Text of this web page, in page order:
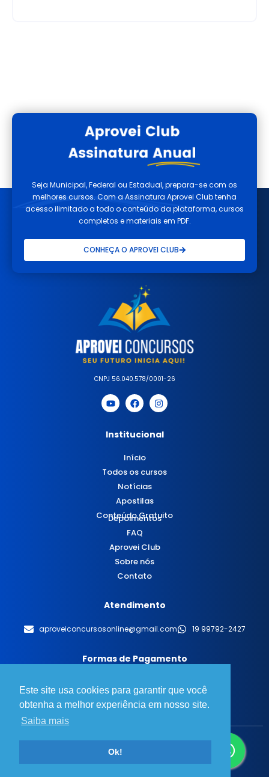
Este site usa cookies para garantir que você
obtenha a melhor experiência em nosso site.
Saiba mais
Ok!
Seja Municipal, Federal ou Estadual, prepara-se com os
melhores cursos. Com a Assinatura Aprovei Club tenha
acesso ilimitado a todo o conteúdo da plataforma, cursos
completos e materiais em PDF.
CONHEÇA O APROVEI CLUB
CNPJ 56.040.578/0001-26
Institucional
Início
Todos os cursos
Notícias
Apostilas
Conteúdo Gratuito
Depoimentos
FAQ
Aprovei Club
Sobre nós
Contato
Atendimento
aproveiconcursosonline@gmail.com 19 99792-2427
Formas de Pagamento
© 2025 Aprovei Concursos - Todos os direitos reservados.
Desenvolvido porBT Design